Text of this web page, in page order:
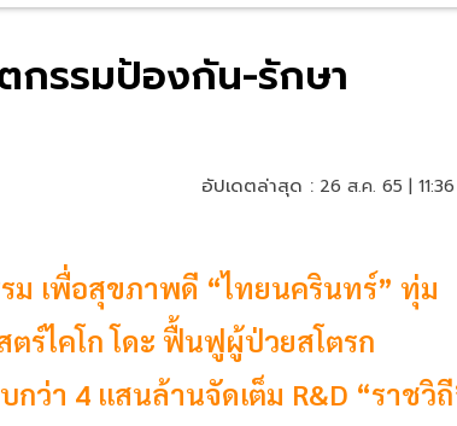
กรรมป้องกัน-รักษา
อัปเดตล่าสุด : 26 ส.ค. 65 |
ม เพื่อสุขภาพดี “ไทยนครินทร์” ทุ่ม
ตร์ไคโก โดะ ฟื้นฟูผู้ป่วยสโตรก
กว่า 4 แสนล้านจัดเต็ม R&D “ราชวิ